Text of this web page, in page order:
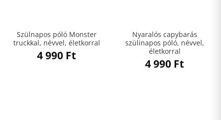
Szülnapos póló Monster
truckkal, névvel, életkorral
4 990 Ft
Nyaralós capybarás
szülinapos póló, névvel,
életkorral
4 990 Ft